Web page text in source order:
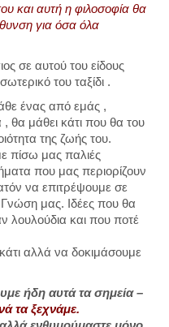
και αυτή η φιλοσοφία θα
για όσα όλα
σε αυτού του είδους
του ταξίδι .
ένας από εμάς ,
θα μάθει κάτι που θα του
της ζωής του.
πίσω μας παλιές
που μας περιορίζουν
να επιτρέψουμε σε
Γνώση μας. Ιδέες που θα
λουλούδια και που ποτέ
αλλά να δοκιμάσουμε
ήδη αυτά τα σημεία –
τα ξεχνάμε.